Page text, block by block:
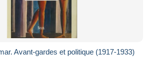
Avant-gardes et politique (1917-1933)